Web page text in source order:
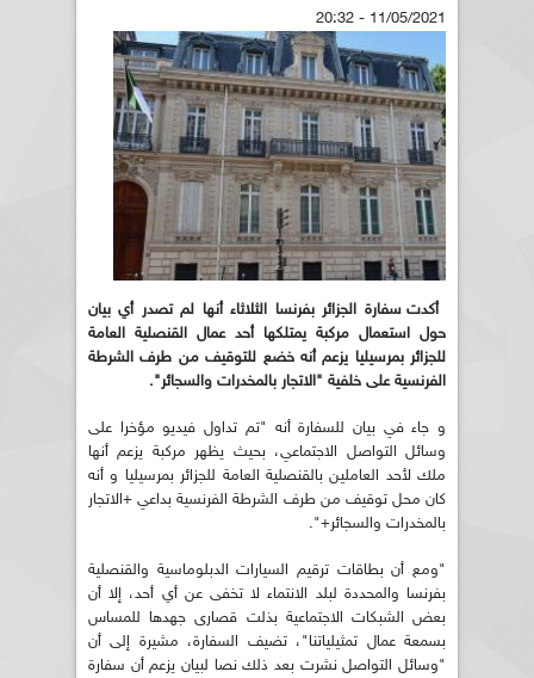
11/05/2021 - 20:32
أكدت سفارة الجزائر بفرنسا الثلاثاء أنها لم تصدر أي بيان
حول استعمال مركبة يمتلكها أحد عمال القنصلية العامة
للجزائر بمرسيليا يزعم أنه خضع للتوقيف من طرف الشرطة
الفرنسية على خلفية "الاتجار بالمخدرات والسجائر".
و جاء في بيان للسفارة أنه "تم تداول فيديو مؤخرا على
وسائل التواصل الاجتماعي، بحيث يظهر مركبة يزعم أنها
ملك لأحد العاملين بالقنصلية العامة للجزائر بمرسيليا و أنه
كان محل توقيف من طرف الشرطة الفرنسية بداعي +الاتجار
بالمخدرات والسجائر+".
"ومع أن بطاقات ترقيم السيارات الدبلوماسية والقنصلية
بفرنسا والمحددة لبلد الانتماء لا تخفى عن أي أحد، إلا أن
بعض الشبكات الاجتماعية بذلت قصارى جهدها للمساس
بسمعة عمال تمثيلياتنا"، تضيف السفارة، مشيرة إلى أن
"وسائل التواصل نشرت بعد ذلك نصا لبيان يزعم أن سفارة